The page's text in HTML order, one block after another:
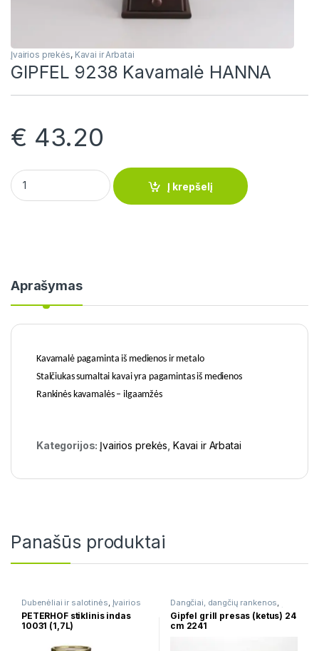
Įvairios prekės, Kavai ir Arbatai
GIPFEL 9238 Kavamalė HANNA
€ 43.20
GIPFEL 9238 Kavamalė HANNA quantity
Į krepšelį
Aprašymas
Kavamalė pagaminta iš medienos ir metalo
Stalčiukas sumaltai kavai yra pagamintas iš medienos
Rankinės kavamalės – ilgaamžės
Kategorijos: Įvairios prekės Kavai ir Arbatai
Panašūs produktai
Dubenėliai ir salotinės Įvairios
prekės
PETERHOF stiklinis indas
10031 (1,7L)
Dangčiai, dangčių rankenos
Grilio keptuvės Įvairios prekės
Špižinės keptuvės
Gipfel grill presas (ketus) 24
cm 2241